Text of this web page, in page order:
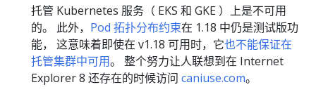
托管 Kubernetes 服务（ EKS 和 GKE ）上是不可用
的。 此外， Pod 拓扑分布约束在 1.18 中仍是测试版功
能， 这意味着即使在 v1.18 可用时，它也不能保证在
托管集群中可用。 整个努力让人联想到在 Internet
Explorer 8 还存在的时候访问 caniuse.com。